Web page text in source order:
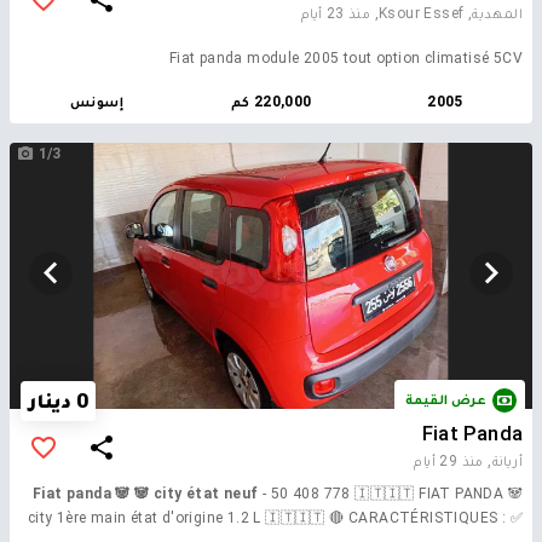
المهدية, Ksour Essef, منذ 23 أيام
Fiat panda module 2005 tout option climatisé 5CV
2005 220,000 كم إسونس
1/3
عرض القيمة
0 دينار
Fiat Panda
أريانة, منذ 29 أيام
Fiat panda 🐼 🐼 city état neuf - 50 408 778 🇮🇹🇮🇹 FIAT PANDA 🐼
city 1ère main état d'origine 1.2 L 🇮🇹🇮🇹 🔴 CARACTÉRISTIQUES : ✅